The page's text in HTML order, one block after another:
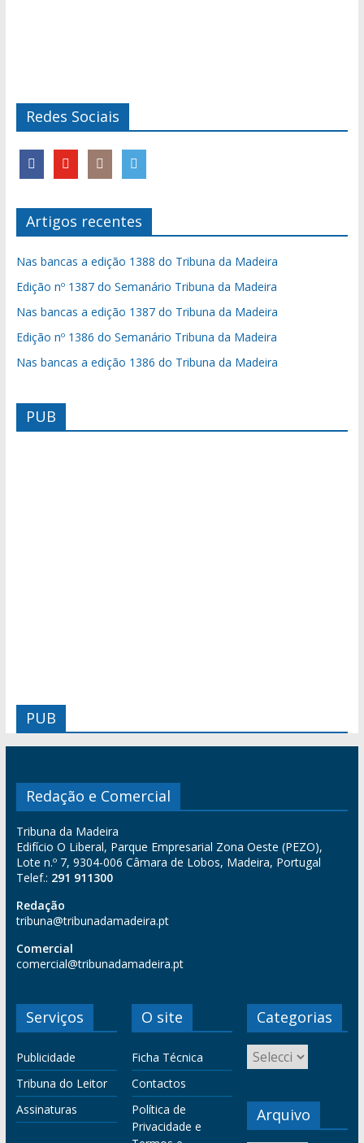
Redes Sociais
Artigos recentes
Nas bancas a edição 1388 do Tribuna da Madeira
Edição nº 1387 do Semanário Tribuna da Madeira
Nas bancas a edição 1387 do Tribuna da Madeira
Edição nº 1386 do Semanário Tribuna da Madeira
Nas bancas a edição 1386 do Tribuna da Madeira
PUB
PUB
Redação e Comercial
Tribuna da Madeira
Edifício O Liberal, Parque Empresarial Zona Oeste (PEZO),
Lote n.º 7, 9304-006 Câmara de Lobos, Madeira, Portugal
Telef.: 291 911300
Redação
tribuna@tribunadamadeira.pt
Comercial
comercial@tribunadamadeira.pt
Serviços
Publicidade
Tribuna do Leitor
Assinaturas
O site
Ficha Técnica
Contactos
Política de
Privacidade e
Categorias
Arquivo